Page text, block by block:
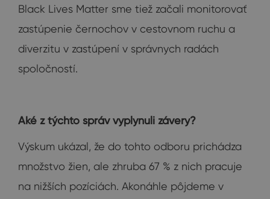
Black Lives Matter sme tiež začali monitorovať
zastúpenie černochov v cestovnom ruchu a
diverzitu v zastúpení v správnych radách
spoločností.
Aké z týchto správ vyplynuli závery?
Výskum ukázal, že do tohto odboru prichádza
množstvo žien, ale zhruba 67 % z nich pracuje
na nižších pozíciách. Akonáhle pôjdeme v